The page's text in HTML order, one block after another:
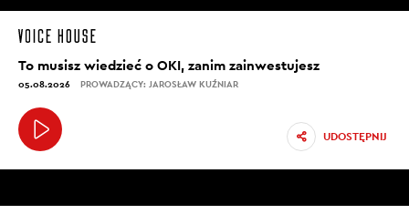
To musisz wiedzieć o OKI, zanim zainwestujesz
05.08.2026 PROWADZĄCY: JAROSŁAW KUŹNIAR
UDOSTĘPNIJ